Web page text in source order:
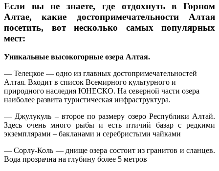
Если вы не знаете, где отдохнуть в Горном
Алтае, какие достопримечательности Алтая
посетить, вот несколько самых популярных
мест:
Уникальные высокогорные озера Алтая.
— Телецкое — одно из главных достопримечательностей
Алтая. Входит в список Всемирного культурного и
природного наследия ЮНЕСКО. На северной части озера
наиболее развита туристическая инфраструктура.
— Джулукуль – второе по размеру озеро Республики Алтай.
Здесь очень много рыбы и есть птичий базар с редкими
экземплярами – бакланами и серебристыми чайками
— Сорлу-Коль — днище озера состоит из гранитов и сланцев.
Вода прозрачна на глубину более 5 метров